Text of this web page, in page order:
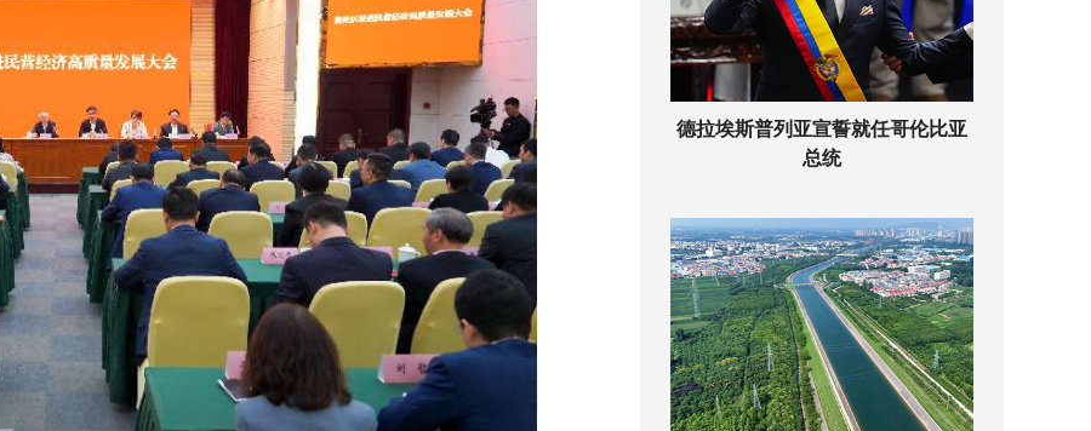
德拉埃斯普列亚宣誓就任哥伦比亚
总统